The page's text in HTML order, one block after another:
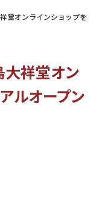
堂オンラインショップを
大祥堂オン
ルオープン